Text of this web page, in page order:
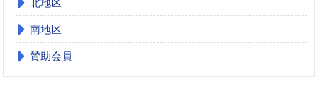
北地区
南地区
賛助会員